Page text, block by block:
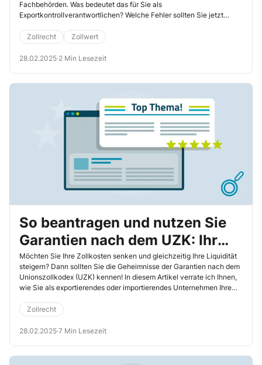
Fachbehörden. Was bedeutet das für Sie als
Exportkontrollverantwortlichen? Welche Fehler sollten Sie jetzt
verhindern.
Zollrecht Zollwert
28.02.2025·2 Min Lesezeit
So beantragen und nutzen Sie
Garantien nach dem UZK: Ihr
Schlüssel zu Zollvorteilen und
zur Steigerung der Liquidität
Möchten Sie Ihre Zollkosten senken und gleichzeitig Ihre Liquidität
steigern? Dann sollten Sie die Geheimnisse der Garantien nach dem
Unionszollkodex (UZK) kennen! In diesem Artikel verrate ich Ihnen,
wie Sie als exportierendes oder importierendes Unternehmen Ihre
minimieren und Ihre Prozesse optimieren. Ich gebe Ihnen nützliche
Tipps und praktische Strategien für den Umgang mit Einzel- und
Gesamtsicherheiten.
Zollrecht
28.02.2025·7 Min Lesezeit